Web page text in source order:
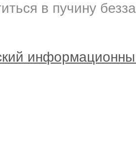
в пучину